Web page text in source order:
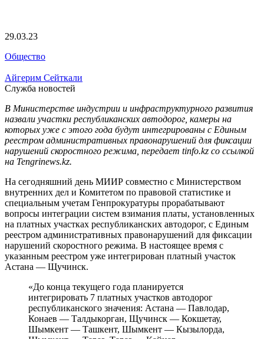
29.03.23
Общество
Айгерим Сейткали
Служба новостей
В Министерстве индустрии и инфраструктурного развития
назвали участки республиканских автодорог, камеры на
которых уже с этого года будут интегрированы с Единым
реестром административных правонарушений для фиксации
нарушений скоростного режима, передает tinfo.kz со ссылкой
на Tengrinews.kz.
На сегодняшний день МИИР совместно с Министерством
внутренних дел и Комитетом по правовой статистике и
специальным учетам Генпрокуратуры прорабатывают
вопросы интеграции систем взимания платы, установленных
на платных участках республиканских автодорог, с Единым
реестром административных правонарушений для фиксации
нарушений скоростного режима. В настоящее время с
указанным реестром уже интегрирован платный участок
Астана — Щучинск.
«До конца текущего года планируется
интегрировать 7 платных участков автодорог
республиканского значения: Астана — Павлодар,
Конаев — Талдыкорган, Щучинск — Кокшетау,
Шымкент — Ташкент, Шымкент — Кызылорда,